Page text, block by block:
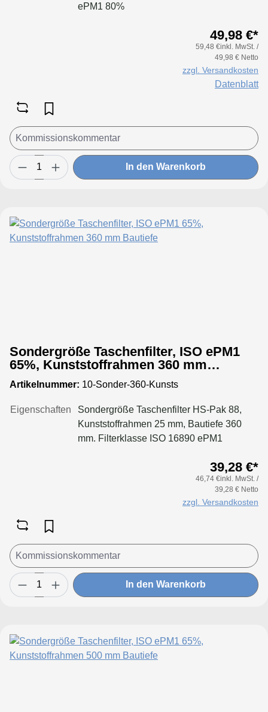
ePM1 80%
49,98 €*
59,48 €inkl. MwSt. /
49,98 € Netto
zzgl. Versandkosten
Datenblatt
In den Warenkorb
Sondergröße Taschenfilter, ISO ePM1
65%, Kunststoffrahmen 360 mm
Bautiefe
Artikelnummer: 10-Sonder-360-Kunsts
Eigenschaften
Sondergröße Taschenfilter HS-Pak 88,
Kunststoffrahmen 25 mm, Bautiefe 360
mm. Filterklasse ISO 16890 ePM1
in folgenden Grenzen:Maße Breite: 170
bis 950 mmMaße Höhe: 170 bis 650
mmTaschenanzahl Breite: bis 170 mm 2
Taschenbis 250 mm 3 Taschenbis 300 mm
700 mm 9 Taschenbis 800 mm 10
Taschenbis 950 mm 12 Taschen
39,28 €*
46,74 €inkl. MwSt. /
39,28 € Netto
zzgl. Versandkosten
In den Warenkorb